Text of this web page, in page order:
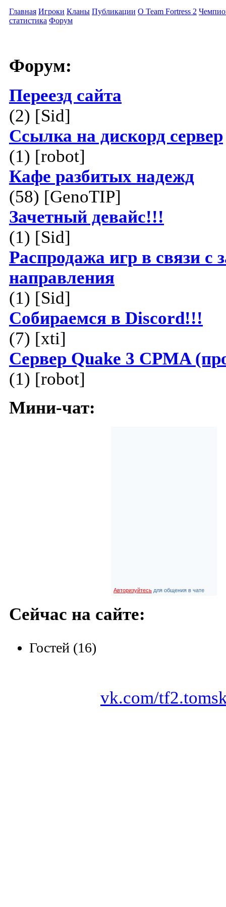
Главная Игроки Кланы Публикации О Team Fortress 2
статистика Форум
Форум:
Переезд сайта
(2) [Sid]
Ссылка на дискорд сервер
(1) [robot]
Кафе разбитых надежд
(58) [GenoTIP]
Зачетный девайс!!!
(1) [Sid]
Распродажа игр в связи с
направления
(1) [Sid]
Собираемся в Discord!!!
(7) [xti]
Сервер Quake 3 CPMA
(1) [robot]
Мини-чат:
Авторизуйтесь для общения в чате
Сейчас на сайте:
Гостей (16)
vk.com/